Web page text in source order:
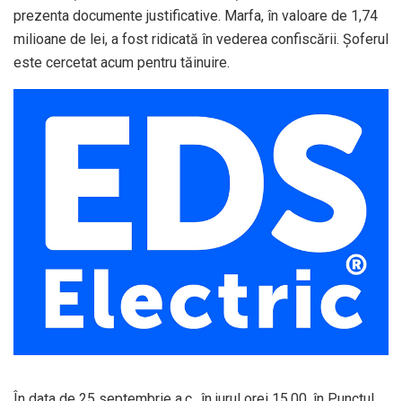
prezenta documente justificative. Marfa, în valoare de 1,74
milioane de lei, a fost ridicată în vederea confiscării. Şoferul
este cercetat acum pentru tăinuire.